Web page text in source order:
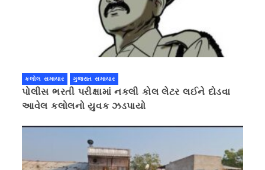
કલોલ સમાચાર ગુજરાત સમાચાર
પોલીસ ભરતી પરીક્ષામાં નકલી કોલ લેટર લઈને દોડવા
આવેલ કલોલનો યુવક ઝડપાયો